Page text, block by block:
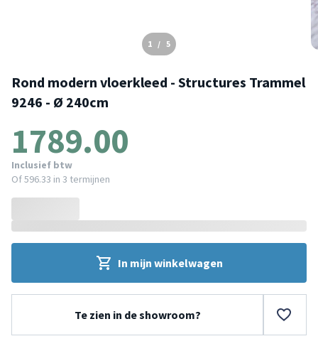
1 / 5
Rond modern vloerkleed - Structures Trammel
9246 - Ø 240cm
1789.00
Inclusief btw
Of596.33 in 3 termijnen
In mijn winkelwagen
Te zien in de showroom?